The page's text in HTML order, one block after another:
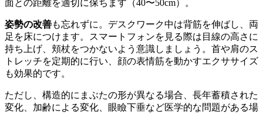
面との距離を適切に保ちます（40〜50cm）。
姿勢の改善も忘れずに。デスクワーク中は背筋を伸ばし、両
足を床につけます。スマートフォンを見る際は目線の高さに
持ち上げ、頬杖をつかないよう意識しましょう。首や肩のス
トレッチを定期的に行い、顔の表情筋を動かすエクササイズ
も効果的です。
ただし、構造的にまぶたの形が異なる場合、長年蓄積された
変化、加齢による変化、眼瞼下垂など医学的な問題がある場